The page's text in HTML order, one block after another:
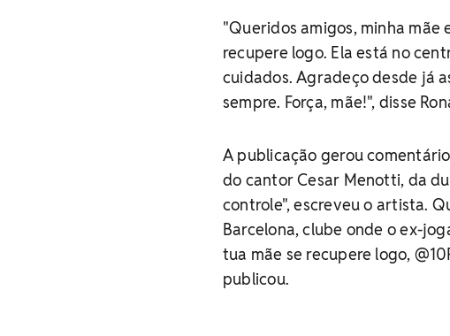
"Queridos amigos, minha mãe
recupere logo. Ela está no
cuidados. Agradeço desde já
sempre. Força, mãe!", disse
A publicação gerou
do cantor Cesar Menotti, da
controle", escreveu o artista.
Barcelona, clube onde o ex-
tua mãe se recupere logo,
publicou.